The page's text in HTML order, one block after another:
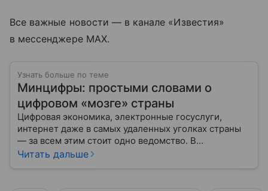
Все важные новости — в канале «Известия»
в мессенджере МАХ.
Узнать больше по теме
Минцифры: простыми словами о
цифровом «мозге» страны
Цифровая экономика, электронные госуслуги,
интернет даже в самых удаленных уголках страны
— за всем этим стоит одно ведомство. В
повседневной речи его называют просто
Читать дальше